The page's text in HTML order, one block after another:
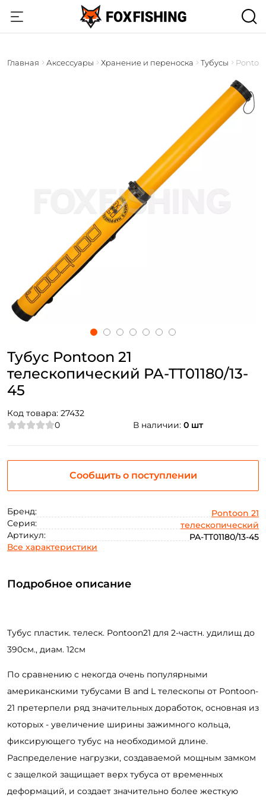
Главная Аксессуары Хранение и переноска Тубусы
Тубус Pontoon 21
телескопический PA-TT01180/13-
45
Код товара: 27432
0
В наличии: 0 шт
Бренд:
Pontoon 21
Серия:
телескопический
Артикул:
PA-TT01180/13-45
Все характеристики
Сообщить о поступлении
Подробное описание
Тубус пластик. телеск. Pontoon21 для 2-частн. удилищ до
390см., диам. 12см
По сравнению с некогда очень популярными
американскими тубусами B and L телескопы от Pontoon-
21 претерпели ряд значительных доработок, основная из
которых - увеличение ширины зажимного кольца,
фиксирующего тубус на необходимой длине.
Распределение нагрузки, создаваемой мощным замком
с защелкой защищает верх тубуса от временных
деформаций, и создает значительно более жесткую
ФИО: *
Email: *
Номер телефона: *